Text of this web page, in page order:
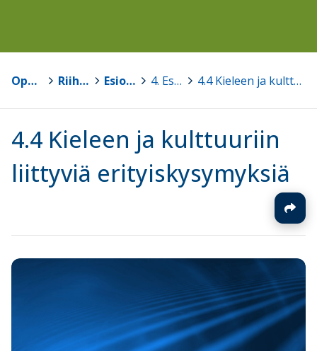
Opetussuunnitelmat Riihimäen seudun OPS 2016 > Esiopetuksen opetussuunnitelmapohja v1.0 > 4. Esiopetuksen toteuttamisen periaatteet 4.4 Kieleen ja kulttuuriin liittyviä erityiskysymyksiä
4.4 Kieleen ja kulttuuriin
liittyviä erityiskysymyksiä